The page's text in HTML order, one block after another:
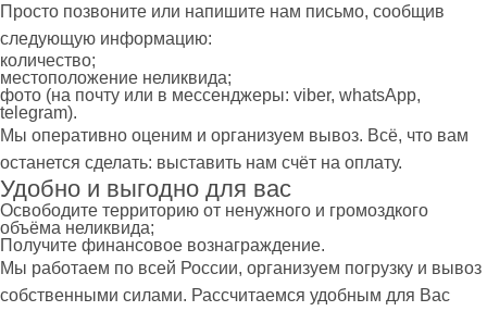
Просто позвоните или напишите нам письмо, сообщив
следующую информацию:
количество;
местоположение неликвида;
фото (на почту или в мессенджеры: viber, whatsApp,
telegram).
Мы оперативно оценим и организуем вывоз. Всё, что вам
останется сделать: выставить нам счёт на оплату.
Удобно и выгодно для вас
Освободите территорию от ненужного и громоздкого
объёма неликвида;
Получите финансовое вознаграждение.
Мы работаем по всей России, организуем погрузку и вывоз
собственными силами. Рассчитаемся удобным для Вас